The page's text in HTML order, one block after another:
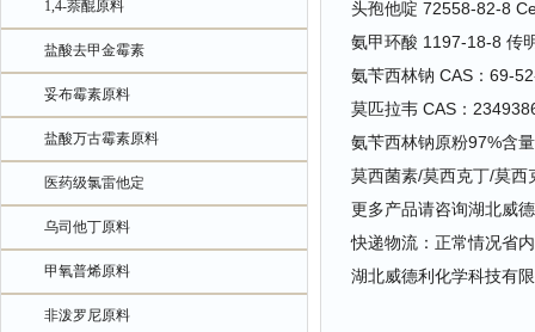
1,4-萘醌原料
盐酸去甲金霉素
妥布霉素原料
盐酸万古霉素原料
医药级氯雷他定
乌司他丁原料
甲氧普烯原料
非泼罗尼原料
头孢他啶 72558-82-8
氨甲环酸 1197-18-8 传
氨苄西林钠 CAS：69-
莫匹拉韦 CAS：
氨苄西林钠原粉97%含
莫西菌素/莫西克丁/莫
更多产品请咨询湖北威
快递物流：正常情况省
湖北威德利化学科技有